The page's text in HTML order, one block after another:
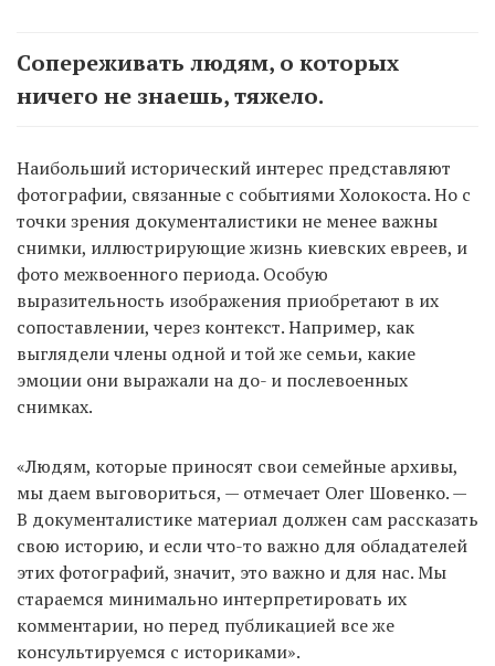
Сопереживать людям, о которых
ничего не знаешь, тяжело.
Наибольший исторический интерес представляют
фотографии, связанные с событиями Холокоста. Но с
точки зрения документалистики не менее важны
снимки, иллюстрирующие жизнь киевских евреев, и
фото межвоенного периода. Особую
выразительность изображения приобретают в их
сопоставлении, через контекст. Например, как
выглядели члены одной и той же семьи, какие
эмоции они выражали на до- и послевоенных
снимках.
«Людям, которые приносят свои семейные архивы,
мы даем выговориться, — отмечает Олег Шовенко. —
В документалистике материал должен сам рассказать
свою историю, и если что-то важно для обладателей
этих фотографий, значит, это важно и для нас. Мы
стараемся минимально интерпретировать их
комментарии, но перед публикацией все же
консультируемся с историками».